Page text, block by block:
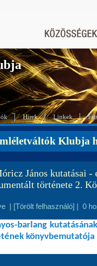
Hírek Linkek
Klubja
János kutatásai -
története 2.
| [Törölt felhasználó] | 0
barlang
könyvbemutatója